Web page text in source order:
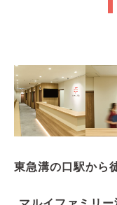
東急溝の口駅から